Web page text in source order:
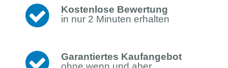
Kostenlose Bewertung
in nur 2 Minuten erhalten
Garantiertes Kaufangebot